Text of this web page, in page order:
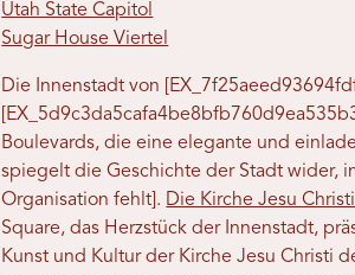
Utah State Capitol
Sugar House Viertel
Die Innenstadt von
Boulevards, die eine elegante und
spiegelt die Geschichte der Stadt wider,
Organisation fehlt]. Die Kirche Jesu
Square, das Herzstück der Innenstadt,
Kunst und Kultur der Kirche Jesu Christi